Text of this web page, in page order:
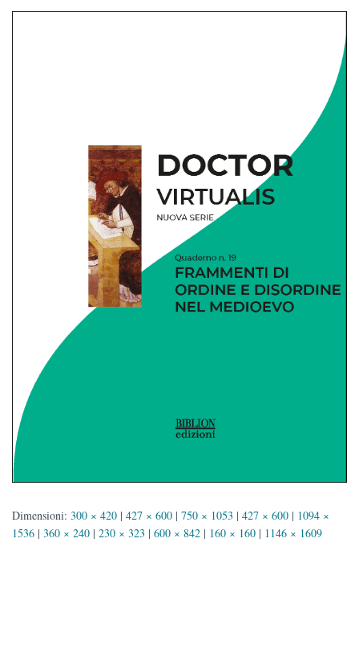
Dimensioni: 300 × 420 | 427 × 600 | 750 × 1053 | 427 × 600 | 1094 ×
1536 | 360 × 240 | 230 × 323 | 600 × 842 | 160 × 160 | 1146 × 1609